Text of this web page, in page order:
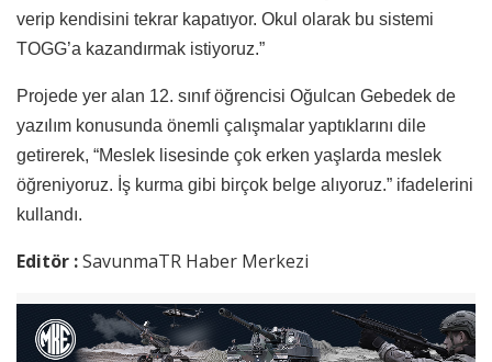
verip kendisini tekrar kapatıyor. Okul olarak bu sistemi
TOGG’a kazandırmak istiyoruz.”
Projede yer alan 12. sınıf öğrencisi Oğulcan Gebedek de
yazılım konusunda önemli çalışmalar yaptıklarını dile
getirerek, “Meslek lisesinde çok erken yaşlarda meslek
öğreniyoruz. İş kurma gibi birçok belge alıyoruz.” ifadelerini
kullandı.
Editör :SavunmaTR Haber Merkezi